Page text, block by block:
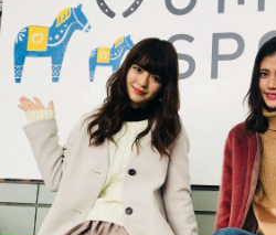
All Posts 新着一覧
Category イベント
Category グルメ
Category ビューティ
Category エンタメ